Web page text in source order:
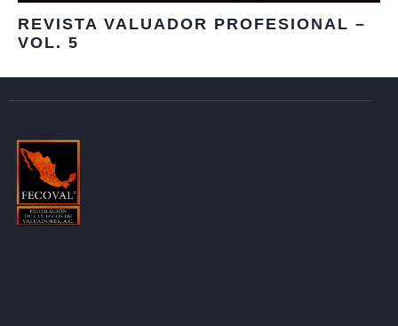
REVISTA VALUADOR PROFESIONAL –
VOL. 5